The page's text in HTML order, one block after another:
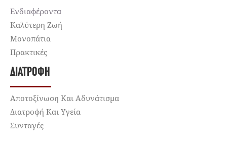
Ενδιαφέροντα
Καλύτερη Ζωή
Μονοπάτια
Πρακτικές
ΔΙΑΤΡΟΦΉ
Αποτοξίνωση Και Αδυνάτισμα
Διατροφή Και Υγεία
Συνταγές